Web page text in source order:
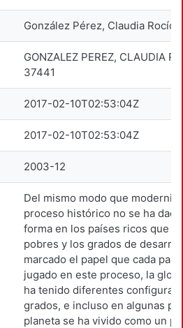
González Pérez, Claudia Rocío
GONZALEZ PEREZ, CLAUDIA
37441
2017-02-10T02:53:04Z
2017-02-10T02:53:04Z
2003-12
Del mismo modo que
proceso histórico no se ha
forma en los países ricos que
pobres y los grados de
marcado el papel que cada país
jugado en este proceso, la
ha tenido diferentes
grados, e incluso en algunas
planeta se ha vivido como un